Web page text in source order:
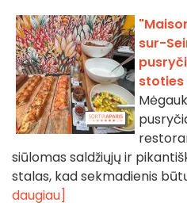
sur-
siūlomas saldžiųjų ir
stalas, kad sekmadienis
daugiau]